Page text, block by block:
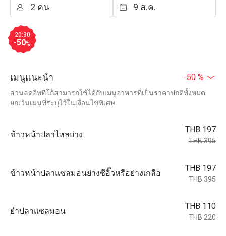
20:30
-50%
เมนูแนะนำ -50 %
ส่วนลดอีททิโก้สามารถใช้ได้กับเมนูอาหารที่เป็นราคาปกติทั้งหมด
ยกเว้นเมนูที่ระบุไว้ในเงื่อนไขพิเศษ
ข้าวหน้าปลาไหลย่าง
THB 197
THB 395
ข้าวหน้าปลาแซลมอนย่างซีอิ๊วหรือย่างเกลือ
THB 197
THB 395
ยำปลาแซลมอน
THB 110
THB 220